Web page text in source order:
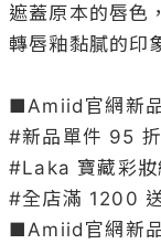
遮蓋原本的唇色
轉唇釉黏膩的印
■Amiid官網新
#新品單件 95
#Laka 寶藏彩
#全店滿 1200
■Amiid官網新